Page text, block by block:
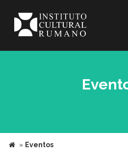
» Eventos